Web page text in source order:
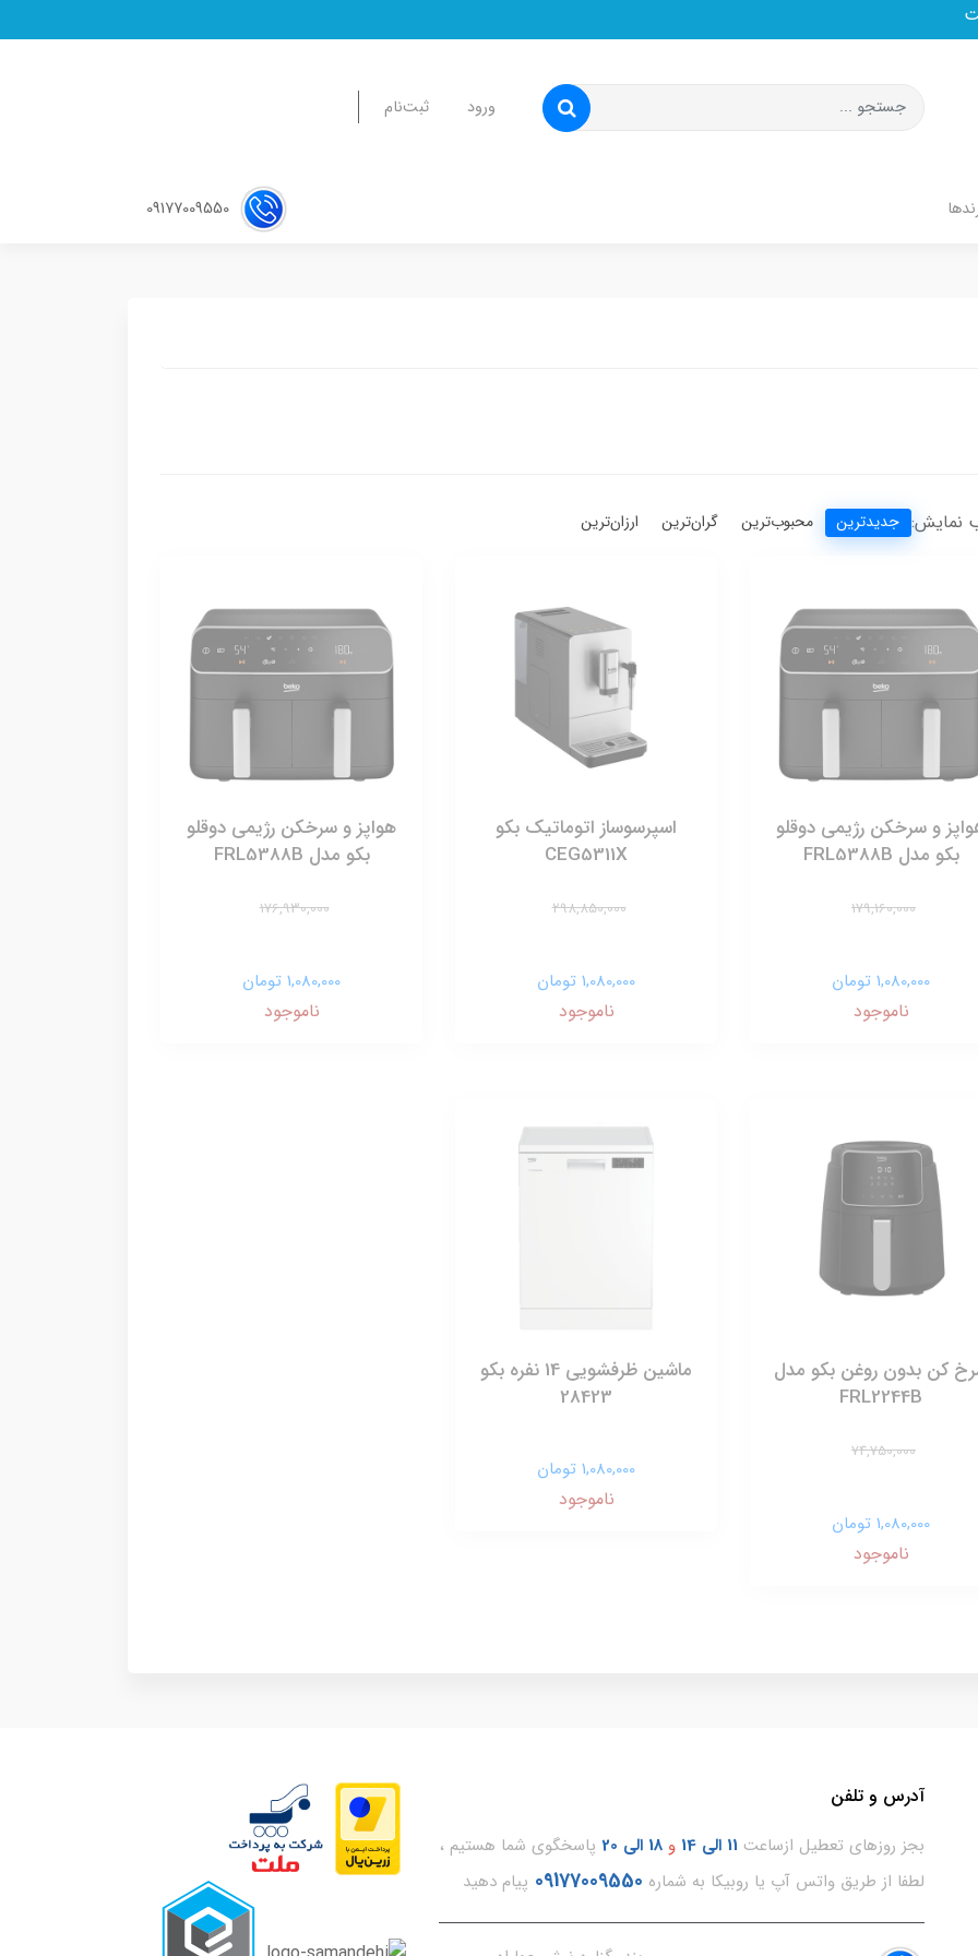
ورود ثبت‌نام
نمایش: جدیدترین محبوب‌ترین گران‌ترین ارزان‌ترین
و سرخکن رژیمی دوقلو
بکو مدل FRL5388B
179,160,000
1,080,000 تومان
ناموجود
اسپرسوساز اتوماتیک بکو
CEG5311X
298,850,000
1,080,000 تومان
ناموجود
هواپز و سرخکن رژیمی دوقلو
بکو مدل FRL5388B
176,930,000
1,080,000 تومان
ناموجود
کن بدون روغن بکو مدل
FRL2244B
74,750,000
1,080,000 تومان
ناموجود
ماشین ظرفشویی 14 نفره بکو
28423
1,080,000 تومان
ناموجود
آدرس و تلفن
بجز روزهای تعطیل ازساعت 11 الی 14 و 18 الی 20
پاسخگوی شما هستیم ،
لطفا از طریق واتس آپ یا روبیکا به شماره 09177009550 پیام دهید